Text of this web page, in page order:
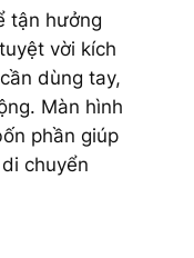
tận hưởng
vời kích
dùng tay,
Màn hình
phần giúp
chuyển